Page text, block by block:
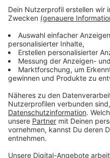
Daten zu
Details durch
Nutzung des
Video
Mehr
powered by
BTS (방탄소년단) 'Butter'
Anzeige